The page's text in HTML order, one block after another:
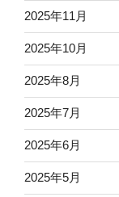
2025年11月
2025年10月
2025年8月
2025年7月
2025年6月
2025年5月